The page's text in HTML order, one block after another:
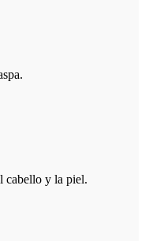
cabello y la piel.